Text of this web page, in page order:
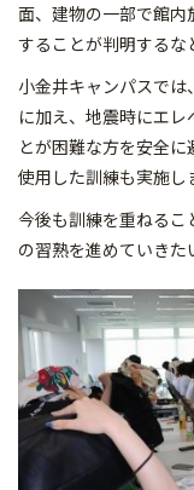
面、建物の一部で館
することが判明するな
小金井キャンパスで
に加え、地震時にエ
とが困難な方を安全
使用した訓練も実施し
今後も訓練を重ねる
の習熟を進めていきた